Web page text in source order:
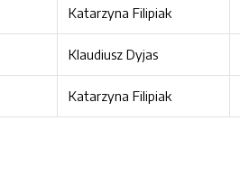
Katarzyna Filipiak
Klaudiusz Dyjas
Katarzyna Filipiak